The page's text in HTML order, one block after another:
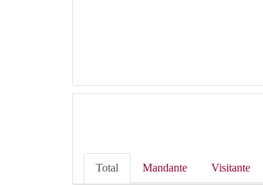
Total Mandante Visitante